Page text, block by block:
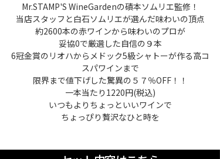
Mr.STAMP'S WineGardenの磧本ソムリエ監修！
当店スタッフと白石ソムリエが選んだ味わいの頂点
約2600本の赤ワインから味わいのプロが
妥協0で厳選した自信の９本
6冠金賞のリオハからメドック5級シャトーが作る高コ
スパワインまで
限界まで値下げした驚異の５７％OFF！！
一本当たり1220円(税込)
いつもよりちょっといいワインで
ちょっぴり贅沢なひと時を